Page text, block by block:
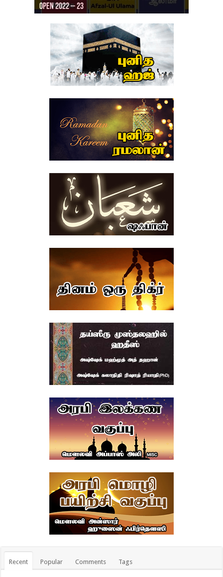
Open 2022 – 23
Ad-Dhikra Arabic Online Classes – BA Arabic
AD DHIKRA ARABIC COLLEGE ADMISSION
Masjid (Kuwait Masjid), Malaz, Riyadh
Recent Popular Comments Tags